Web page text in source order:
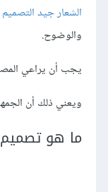
الشعار جيد التصميم
والوضوح.
يجب أن يراعي
ويعني ذلك أن
ما هو تصميم